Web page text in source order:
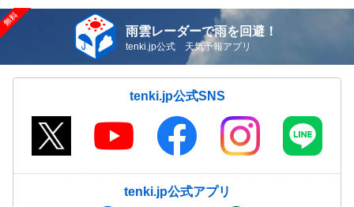
雨雲レーダーで雨を回避！
tenki.jp公式 天気予報アプリ
tenki.jp公式SNS
tenki.jp公式アプリ